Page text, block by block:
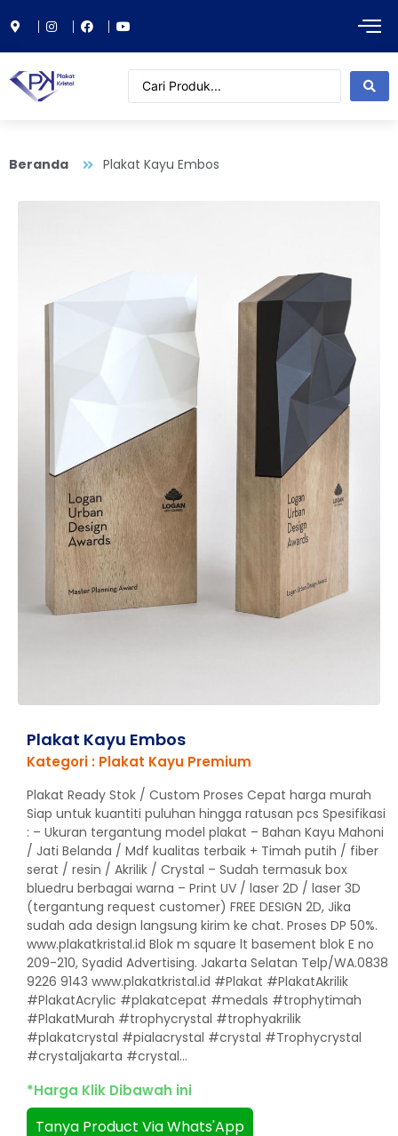
Beranda Plakat Kayu Embos
Plakat Kayu Embos
Kategori : Plakat Kayu Premium
Plakat Ready Stok / Custom Proses Cepat harga murah
Siap untuk kuantiti puluhan hingga ratusan pcs Spesifikasi
: – Ukuran tergantung model plakat – Bahan Kayu Mahoni
/ Jati Belanda / Mdf kualitas terbaik + Timah putih / fiber
serat / resin / Akrilik / Crystal – Sudah termasuk box
bluedru berbagai warna – Print UV / laser 2D / laser 3D
(tergantung request customer) FREE DESIGN 2D, Jika
sudah ada design langsung kirim ke chat. Proses DP 50%.
www.plakatkristal.id Blok m square lt basement blok E no
209-210, Syadid Advertising. Jakarta Selatan Telp/WA.0838
9226 9143 www.plakatkristal.id #Plakat #PlakatAkrilik
#PlakatAcrylic #plakatcepat #medals #trophytimah
#PlakatMurah #trophycrystal #trophyakrilik
#plakatcrystal #pialacrystal #crystal #Trophycrystal
#crystaljakarta #crystal…
*Harga Klik Dibawah ini
Tanya Product Via Whats'App